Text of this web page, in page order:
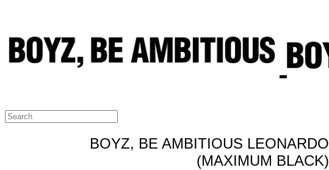
BOYZ, BE AMBITIOUS LEONARDO
(MAXIMUM BLACK)